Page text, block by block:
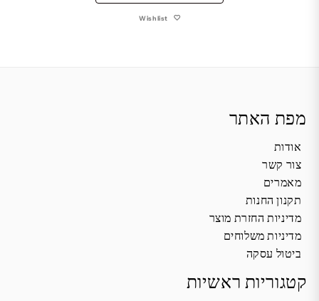
Wishlist
מפת האתר
אודות
צור קשר
מאמרים
תקנון החנות
מדיניות החזרת מוצר
מדיניות משלוחים
ביטול עסקה
קטגוריות ראשיות